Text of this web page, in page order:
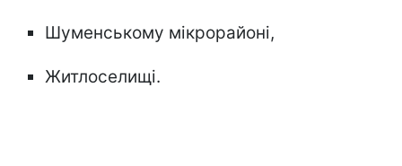
Шуменському мікрорайоні,
Житлоселищі.